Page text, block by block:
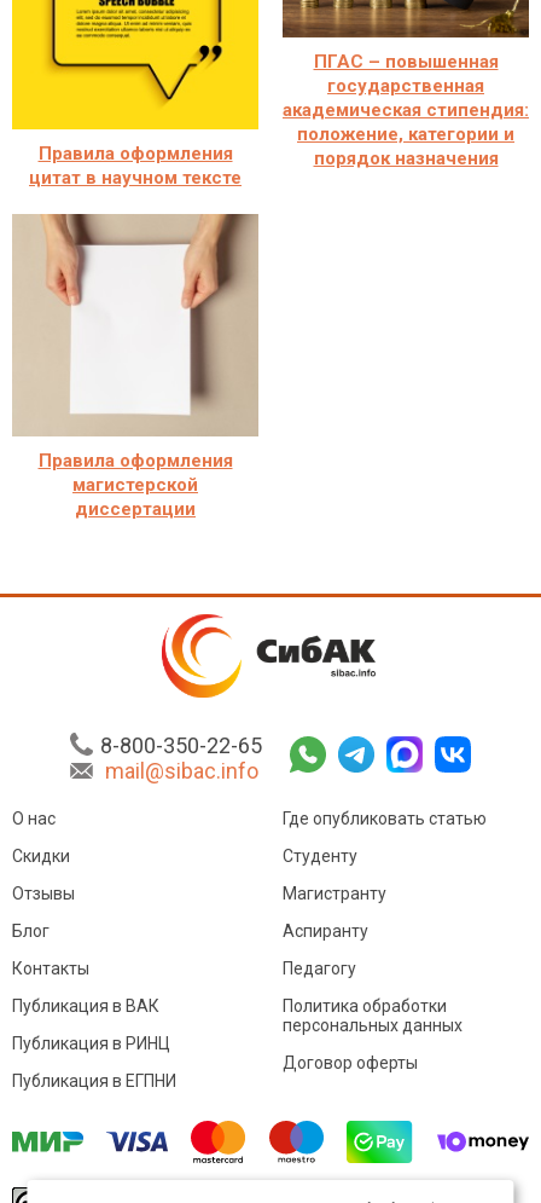
Правила оформления
цитат в научном тексте
ПГАС – повышенная
государственная
академическая стипендия:
положение, категории и
порядок назначения
Правила оформления
магистерской
диссертации
8-800-350-22-65
mail@sibac.info
О нас
Скидки
Отзывы
Блог
Контакты
Где опубликовать статью
Студенту
Магистранту
Аспиранту
Педагогу
Публикация в ВАК
Публикация в РИНЦ
Публикация в ЕГПНИ
Политика обработки
персональных данных
Договор оферты